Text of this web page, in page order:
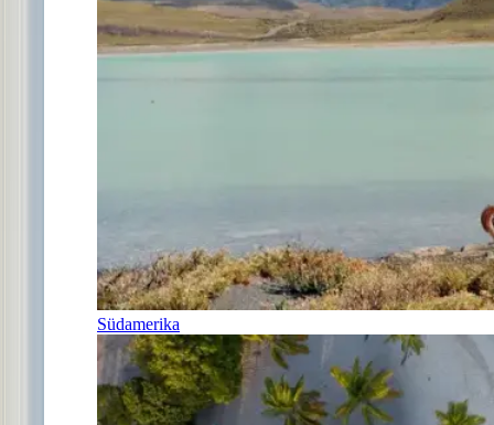
Südamerika